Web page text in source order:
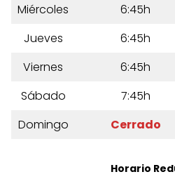
Miércoles
6:45h
Jueves
6:45h
Viernes
6:45h
Sábado
7:45h
Domingo
Cerrado
Horario